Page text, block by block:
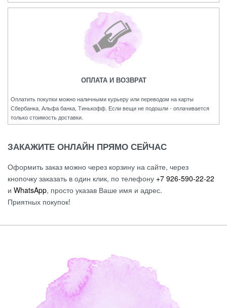
ОПЛАТА И ВОЗВРАТ
Оплатить покупки можно наличными курьеру или переводом на карты
Сбербанка, Альфа банка, Тинькофф. Если вещи не подошли - оплачивается
только стоимость доставки.
ЗАКАЖИТЕ ОНЛАЙН ПРЯМО СЕЙЧАС
Оформить заказ можно через корзину на сайте, через
кнопочку заказать в один клик, по телефону +7 926-590-22-22
и WhatsApp, просто указав Ваше имя и адрес.
Приятных покупок!